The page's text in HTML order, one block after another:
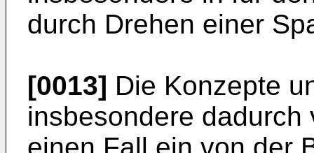
durch Drehen einer
[0013] Die Konzepte
insbesondere